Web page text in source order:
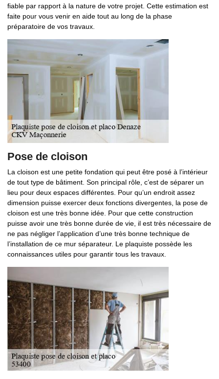
fiable par rapport à la nature de votre projet. Cette estimation est
faite pour vous venir en aide tout au long de la phase
préparatoire de vos travaux.
Pose de cloison
La cloison est une petite fondation qui peut être posé à l’intérieur
de tout type de bâtiment. Son principal rôle, c’est de séparer un
lieu pour deux espaces différentes. Pour qu’un endroit assez
dimension puisse exercer deux fonctions divergentes, la pose de
cloison est une très bonne idée. Pour que cette construction
puisse avoir une très bonne durée de vie, il est très nécessaire de
ne pas négliger l’application d’une très bonne technique de
l’installation de ce mur séparateur. Le plaquiste possède les
connaissances utiles pour garantir tous les travaux.